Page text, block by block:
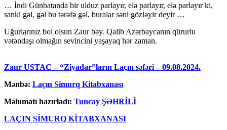
… İndi Günbatanda bir ulduz parlayır, elə parlayır, elə parlayır ki,
sanki gəl, gəl bu tərəfə gəl, buralar səni gözləyir deyir …
Uğurlarınız bol olsun Zaur bəy. Qalib Azərbaycanın qürurlu
vətəndaşı olmağın sevincini yaşayaq hər zaman.
Zaur USTAC – “Ziyadar”ların Laçın səfəri – 09.08.2024.
Mənbə: Laçın Simurq Kitabxanası
Məlumatı hazırladı: Tuncay ŞƏHRİLİ
LAÇIN SİMURQ KİTABXANASI